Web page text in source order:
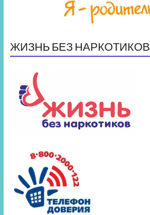
ЖИЗНЬ БЕЗ НАРКОТИКОВ